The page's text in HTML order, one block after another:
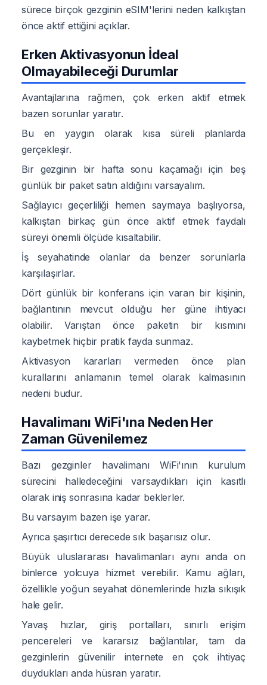
sürece birçok gezginin eSIM'lerini neden kalkıştan
önce aktif ettiğini açıklar.
Erken Aktivasyonun İdeal
Olmayabileceği Durumlar
Avantajlarına rağmen, çok erken aktif etmek
bazen sorunlar yaratır.
Bu en yaygın olarak kısa süreli planlarda
gerçekleşir.
Bir gezginin bir hafta sonu kaçamağı için beş
günlük bir paket satın aldığını varsayalım.
Sağlayıcı geçerliliği hemen saymaya başlıyorsa,
kalkıştan birkaç gün önce aktif etmek faydalı
süreyi önemli ölçüde kısaltabilir.
İş seyahatinde olanlar da benzer sorunlarla
karşılaşırlar.
Dört günlük bir konferans için varan bir kişinin,
bağlantının mevcut olduğu her güne ihtiyacı
olabilir. Varıştan önce paketin bir kısmını
kaybetmek hiçbir pratik fayda sunmaz.
Aktivasyon kararları vermeden önce plan
kurallarını anlamanın temel olarak kalmasının
nedeni budur.
Havalimanı WiFi'ına Neden Her
Zaman Güvenilemez
Bazı gezginler havalimanı WiFi'ının kurulum
sürecini halledeceğini varsaydıkları için kasıtlı
olarak iniş sonrasına kadar beklerler.
Bu varsayım bazen işe yarar.
Ayrıca şaşırtıcı derecede sık başarısız olur.
Büyük uluslararası havalimanları aynı anda on
binlerce yolcuya hizmet verebilir. Kamu ağları,
özellikle yoğun seyahat dönemlerinde hızla sıkışık
hale gelir.
Yavaş hızlar, giriş portalları, sınırlı erişim
pencereleri ve kararsız bağlantılar, tam da
gezginlerin güvenilir internete en çok ihtiyaç
duydukları anda hüsran yaratır.